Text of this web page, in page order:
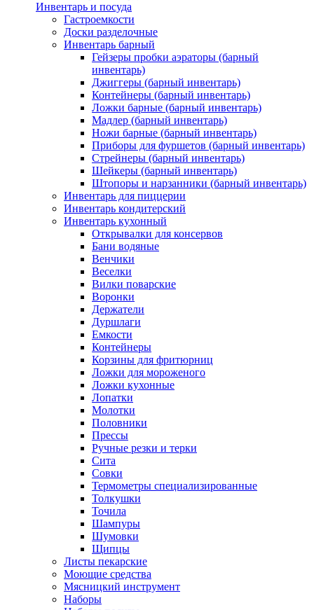
Инвентарь и посуда
Гастроемкости
Доски разделочные
Инвентарь барный
Гейзеры пробки аэраторы (барный
инвентарь)
Джиггеры (барный инвентарь)
Контейнеры (барный инвентарь)
Ложки барные (барный инвентарь)
Мадлер (барный инвентарь)
Ножи барные (барный инвентарь)
Приборы для фуршетов (барный инвентарь)
Стрейнеры (барный инвентарь)
Шейкеры (барный инвентарь)
Штопоры и нарзанники (барный инвентарь)
Инвентарь для пиццерии
Инвентарь кондитерский
Инвентарь кухонный
Открывалки для консервов
Бани водяные
Венчики
Веселки
Вилки поварские
Воронки
Держатели
Дуршлаги
Емкости
Контейнеры
Корзины для фритюрниц
Ложки для мороженого
Ложки кухонные
Лопатки
Молотки
Половники
Прессы
Ручные резки и терки
Сита
Совки
Термометры специализированные
Толкушки
Точила
Шампуры
Шумовки
Щипцы
Листы пекарские
Моющие средства
Мясницкий инструмент
Наборы